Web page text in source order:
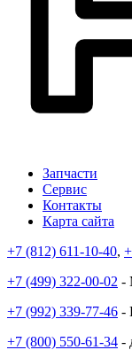
Запчасти
Сервис
Контакты
Карта сайта
+7 (812) 611-10-40,
+7 (499) 322-00-02 -
+7 (992) 339-77-46 -
+7 (800) 550-61-34 -